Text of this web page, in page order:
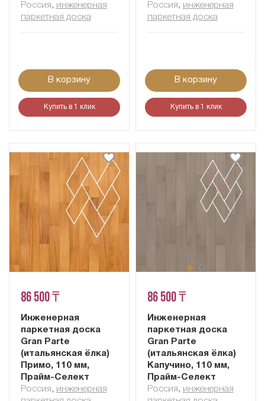
Россия , инженерная
паркетная доска
В корзину
Купить в 1 клик
Россия , инженерная
паркетная доска
В корзину
Купить в 1 клик
86 500 ₸
Инженерная
паркетная доска
Gran Parte
(итальянская ёлка)
Примо, 110 мм,
Прайм-Селект
Россия , инженерная
86 500 ₸
Инженерная
паркетная доска
Gran Parte
(итальянская ёлка)
Капучино, 110 мм,
Прайм-Селект
Россия , инженерная